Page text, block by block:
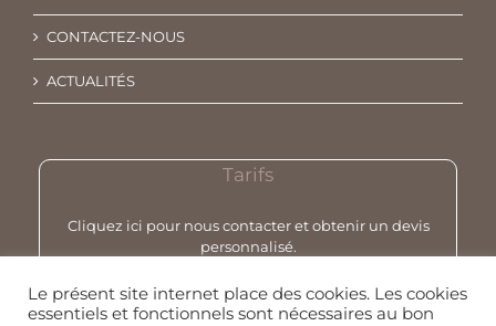
CONTACTEZ-NOUS
ACTUALITÉS
Tarifs
Cliquez ici pour nous contacter et obtenir un devis
personnalisé.
Le présent site internet place des cookies. Les cookies
essentiels et fonctionnels sont nécessaires au bon